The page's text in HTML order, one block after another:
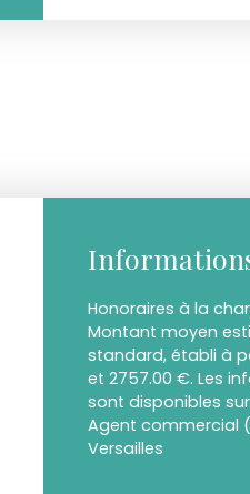
Honoraires à la
Montant moyen
standard, établi à
et 2757.00 €. Les
sont disponibles
Agent commercial
Versailles